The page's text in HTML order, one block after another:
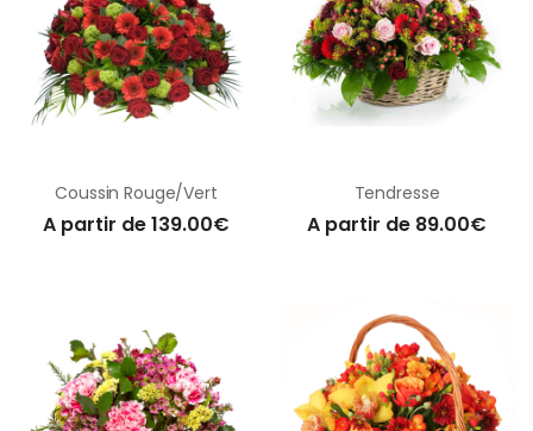
Coussin Rouge/Vert
A partir de 139.00€
Tendresse
A partir de 89.00€